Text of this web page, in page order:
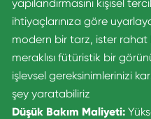
yapılandırmasını kişisel
ihtiyaçlarınıza göre
modern bir tarz, ister rahat
meraklısı fütüristik bir
işlevsel gereksinimlerinizi
şey yaratabiliriz
Düşük Bakım Maliyeti: